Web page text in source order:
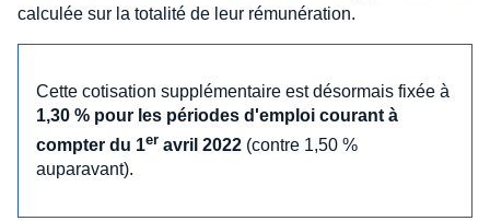
calculée sur la totalité de leur rémunération.
Cette cotisation supplémentaire est désormais fixée à
1,30 % pour les périodes d'emploi courant à
compter du 1er avril 2022 (contre 1,50 %
auparavant).